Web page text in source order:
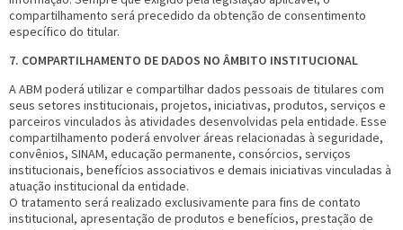
compartilhamento será precedido da obtenção de consentimento
específico do titular.
7. COMPARTILHAMENTO DE DADOS NO ÂMBITO INSTITUCIONAL
A ABM poderá utilizar e compartilhar dados pessoais de titulares com
seus setores institucionais, projetos, iniciativas, produtos, serviços e
parceiros vinculados às atividades desenvolvidas pela entidade. Esse
compartilhamento poderá envolver áreas relacionadas à seguridade,
convênios, SINAM, educação permanente, consórcios, serviços
institucionais, benefícios associativos e demais iniciativas vinculadas à
atuação institucional da entidade.
O tratamento será realizado exclusivamente para fins de contato
institucional, apresentação de produtos e benefícios, prestação de